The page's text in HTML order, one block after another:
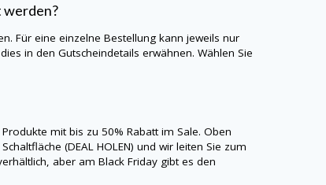
werden?
Für eine einzelne Bestellung kann jeweils nur
in den Gutscheindetails erwähnen. Wählen Sie
mit bis zu 50% Rabatt im Sale. Oben
(DEAL HOLEN) und wir leiten Sie zum
erhältlich, aber am Black Friday gibt es den